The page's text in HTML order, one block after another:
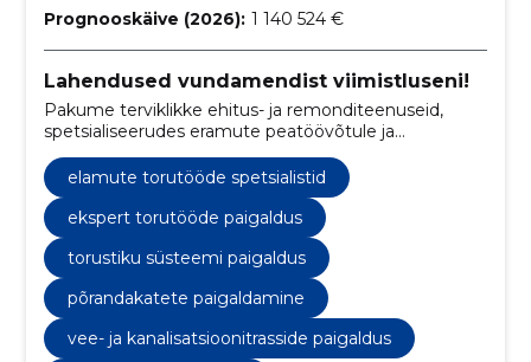
Prognooskäive (2026): 1 140 524 €
Lahendused vundamendist viimistluseni!
Pakume terviklikke ehitus- ja remonditeenuseid,
spetsialiseerudes eramute peatöövõtule ja
torutöödele.
elamute torutööde spetsialistid
ekspert torutööde paigaldus
torustiku süsteemi paigaldus
põrandakatete paigaldamine
vee- ja kanalisatsioonitrasside paigaldus